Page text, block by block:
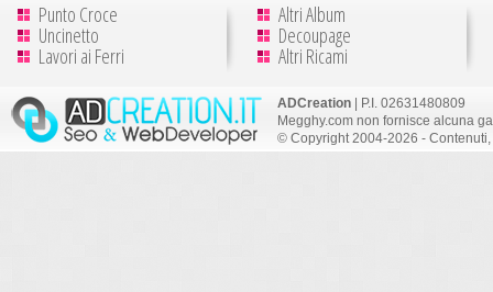
Punto Croce
Uncinetto
Lavori ai Ferri
Altri Album
Decoupage
Altri Ricami
ADCreation | P.I. 02631480809
Megghy.com non fornisce alcuna
© Copyright 2004-2026 -